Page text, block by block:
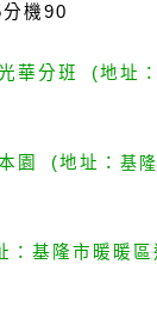
機90
華分班 (地址
園 (地址： 基
：基隆市暖暖區